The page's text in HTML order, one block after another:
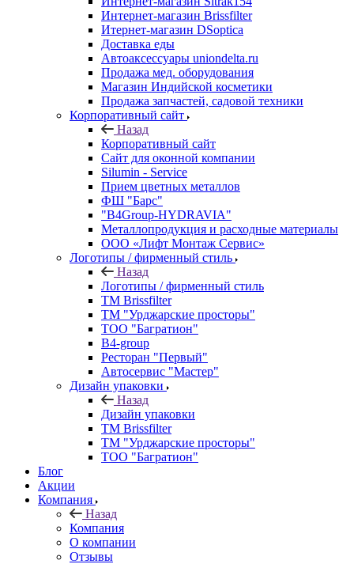
Интернет-магазин Brissfilter
Итернет-магазин DSoptica
Доставка еды
Автоаксессуары uniondelta.ru
Продажа мед. оборудования
Магазин Индийской косметики
Продажа запчастей, садовой техники
Корпоративный сайт
Назад
Корпоративный сайт
Сайт для оконной компании
Silumin - Service
Прием цветных металлов
ФШ "Барс"
"B4Group-HYDRAVIA"
Металлопродукция и расходные материалы
OOO «Лифт Монтаж Сервис»
Логотипы / фирменный стиль
Назад
Логотипы / фирменный стиль
TM Brissfilter
ТМ "Урджарские просторы"
ТОО "Багратион"
B4-group
Ресторан "Первый"
Автосервис "Мастер"
Дизайн упаковки
Назад
Дизайн упаковки
TM Brissfilter
ТМ "Урджарские просторы"
ТОО "Багратион"
Блог
Акции
Компания
Назад
Компания
О компании
Отзывы